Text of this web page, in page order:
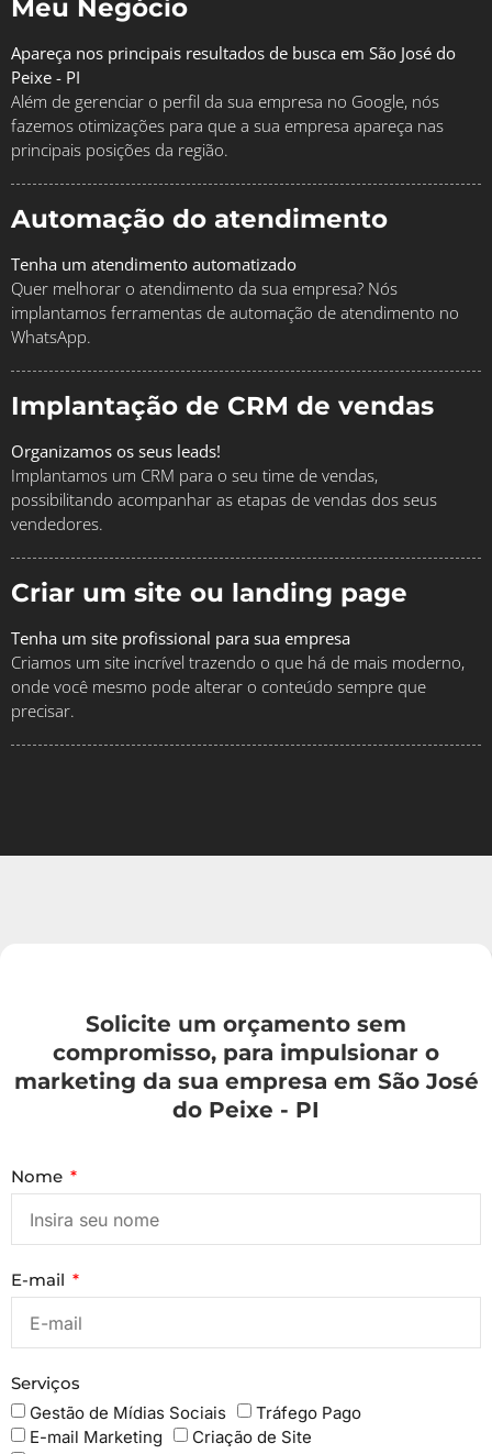
Meu Negócio
Apareça nos principais resultados de busca em São José do
Peixe - PI
Além de gerenciar o perfil da sua empresa no Google, nós
fazemos otimizações para que a sua empresa apareça nas
principais posições da região.
Automação do atendimento
Tenha um atendimento automatizado
Quer melhorar o atendimento da sua empresa? Nós
implantamos ferramentas de automação de atendimento no
WhatsApp.
Implantação de CRM de vendas
Organizamos os seus leads!
Implantamos um CRM para o seu time de vendas,
possibilitando acompanhar as etapas de vendas dos seus
vendedores.
Criar um site ou landing page
Tenha um site profissional para sua empresa
Criamos um site incrível trazendo o que há de mais moderno,
onde você mesmo pode alterar o conteúdo sempre que
precisar.
Solicite um orçamento sem
compromisso, para impulsionar o
marketing da sua empresa em São José
do Peixe - PI
Nome
E-mail
Serviços
Gestão de Mídias Sociais
Tráfego Pago
E-mail Marketing
Criação de Site